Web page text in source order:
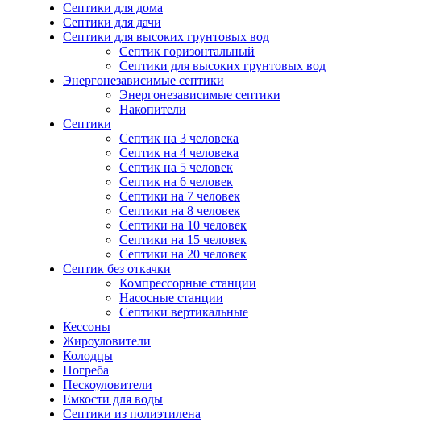
Септики для дома
Септики для дачи
Септики для высоких грунтовых вод
Септик горизонтальный
Септики для высоких грунтовых вод
Энергонезависимые септики
Энергонезависимые септики
Накопители
Септики
Септик на 3 человека
Септик на 4 человека
Септик на 5 человек
Септик на 6 человек
Септики на 7 человек
Септики на 8 человек
Септики на 10 человек
Септики на 15 человек
Септики на 20 человек
Септик без откачки
Компрессорные станции
Насосные станции
Септики вертикальные
Кессоны
Жироуловители
Колодцы
Погреба
Пескоуловители
Емкости для воды
Септики из полиэтилена